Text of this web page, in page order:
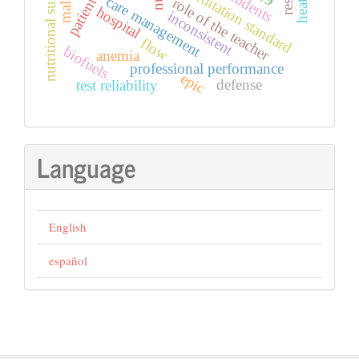
care management
hospital
professional performance
role of the teacher
anemia
biofuels
inconsistent
test reliability
flow
epic defense
Language
English
español